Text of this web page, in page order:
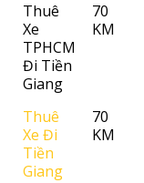
Thuê
Xe
TPHCM
Đi Tiền
Giang
70
KM
Thuê
Xe Đi
Tiền
Giang
70
KM